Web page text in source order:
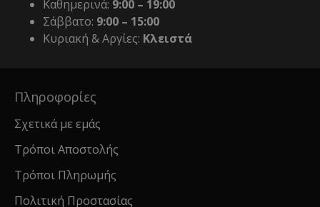
Καθημερινά: 9:00 – 19:00
Σάββατο: 9:00 – 15:00
Κυριακή & Αργίες: Κλειστά
Πληροφορίες
Σχετικά με εμάς
Τρόποι Αποστολής
Τρόποι Πληρωμής
Πολιτική Προστασίας